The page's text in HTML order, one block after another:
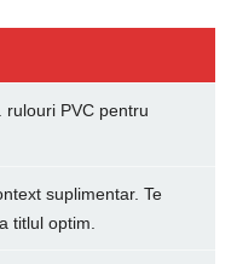
rulouri PVC pentru
suplimentar. Te
titlul optim.